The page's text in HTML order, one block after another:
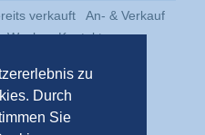
zu
Durch
Sie
verkauft
An- & Verkauf
Woche
Kontakt